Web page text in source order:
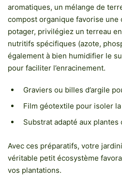
aromatiques, un mélange de
compost organique favorise une
potager, privilégiez un terreau
nutritifs spécifiques (azote,
également à bien humidifier le
pour faciliter l’enracinement.
Graviers ou billes d’argile
Film géotextile pour isoler
Substrat adapté aux plantes
Avec ces préparatifs, votre
véritable petit écosystème
vos plantations.